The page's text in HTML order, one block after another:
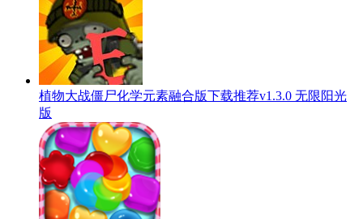
植物大战僵尸化学元素融合版下载推荐v1.3.0 无限阳光
版